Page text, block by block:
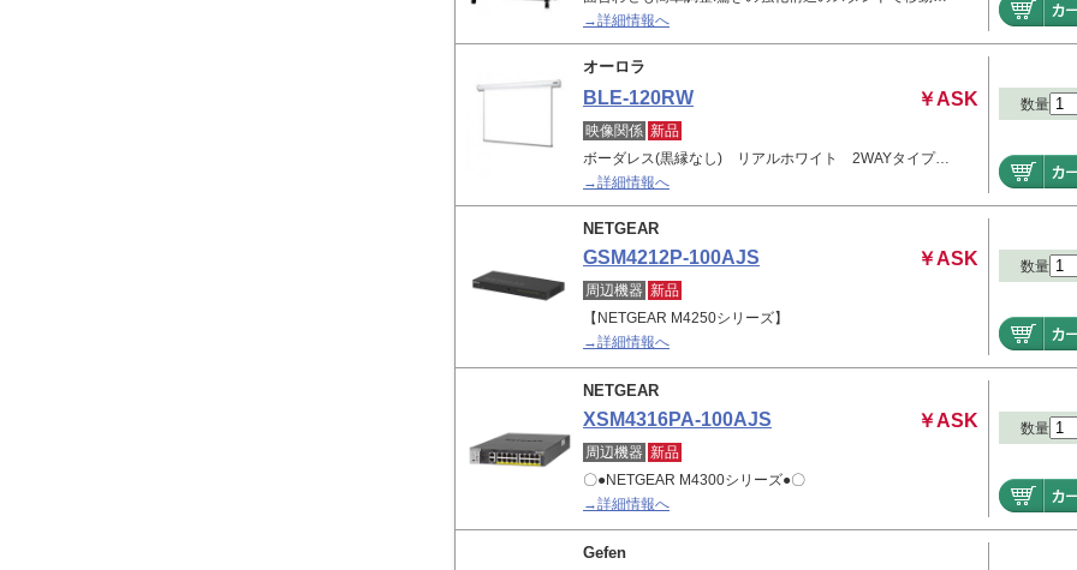
→詳細情報へ
オーロラ
BLE-120RW ￥ASK
映像関係 新品
ボーダレス(黒縁なし) リアルホワイト 2WAYタイプ…
→詳細情報へ
数量
NETGEAR
GSM4212P-100AJS ￥ASK
周辺機器 新品
【NETGEAR M4250シリーズ】
→詳細情報へ
数量
NETGEAR
XSM4316PA-100AJS ￥ASK
周辺機器 新品
〇●NETGEAR M4300シリーズ●〇
→詳細情報へ
数量
Gefen